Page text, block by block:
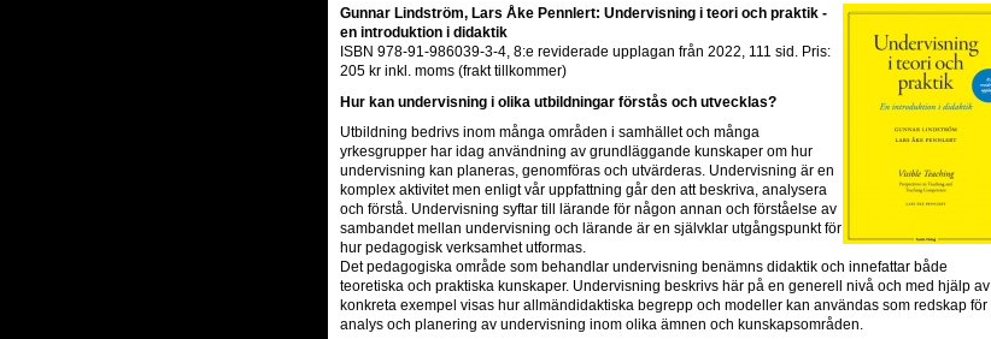
Gunnar Lindström, Lars Åke Pennlert: Undervisning i teori och praktik -
en introduktion i didaktik
ISBN 978-91-986039-3-4, 8:e reviderade upplagan från 2022, 111 sid. Pris:
205 kr inkl. moms (frakt tillkommer)
Hur kan undervisning i olika utbildningar förstås och utvecklas?
Utbildning bedrivs inom många områden i samhället och många
yrkesgrupper har idag användning av grundläggande kunskaper om hur
undervisning kan planeras, genomföras och utvärderas. Undervisning är en
komplex aktivitet men enligt vår uppfattning går den att beskriva, analysera
och förstå. Undervisning syftar till lärande för någon annan och förståelse av
sambandet mellan undervisning och lärande är en självklar utgångspunkt för
hur pedagogisk verksamhet utformas.
Det pedagogiska område som behandlar undervisning benämns didaktik och innefattar både
teoretiska och praktiska kunskaper. Undervisning beskrivs här på en generell nivå och med hjälp av
konkreta exempel visas hur allmändidaktiska begrepp och modeller kan användas som redskap för
analys och planering av undervisning inom olika ämnen och kunskapsområden.